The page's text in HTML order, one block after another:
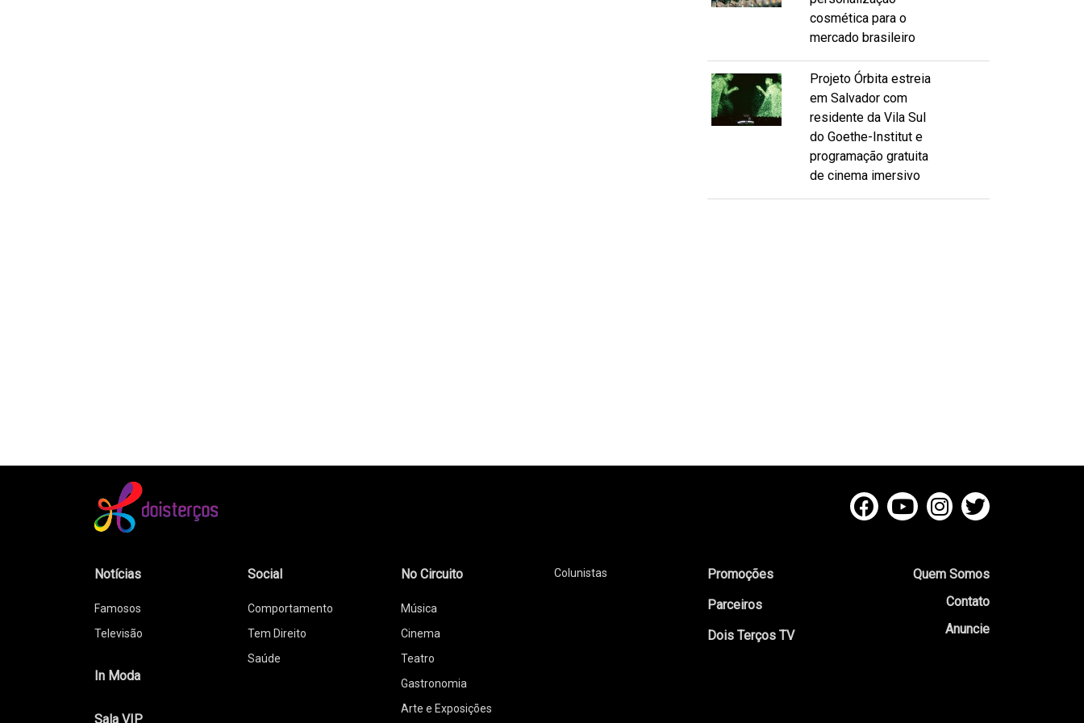
cosmética para o
mercado brasileiro
Projeto Órbita estreia
em Salvador com
residente da Vila Sul
do Goethe-Institut e
programação gratuita
de cinema imersivo
Notícias
Famosos
Televisão
In Moda
Sala VIP
Social
Comportamento
Tem Direito
Saúde
No Circuito
Música
Cinema
Teatro
Gastronomia
Arte e Exposições
Colunistas
Promoções
Parceiros
Dois Terços TV
Quem Somos
Contato
Anuncie